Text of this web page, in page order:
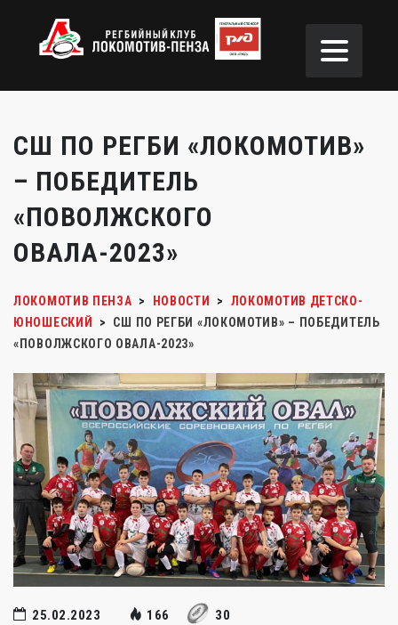
СШ ПО РЕГБИ «ЛОКОМОТИВ»
– ПОБЕДИТЕЛЬ
«ПОВОЛЖСКОГО
ОВАЛА-2023»
ЛОКОМОТИВ ПЕНЗА > НОВОСТИ >
ЛОКОМОТИВ ДЕТСКО-
ЮНОШЕСКИЙ
>
СШ ПО РЕГБИ «ЛОКОМОТИВ» – ПОБЕДИТЕЛЬ
«ПОВОЛЖСКОГО ОВАЛА-2023»
25.02.2023 166 30